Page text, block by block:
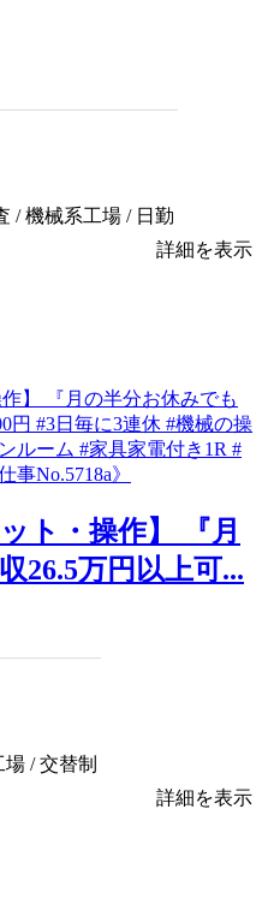
/ 機械系工場 / 日勤
詳細を表示
ト・操作】 『月
26.5万円以上可...
/ 交替制
詳細を表示